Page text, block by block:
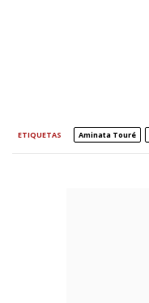
ETIQUETAS Aminata Touré